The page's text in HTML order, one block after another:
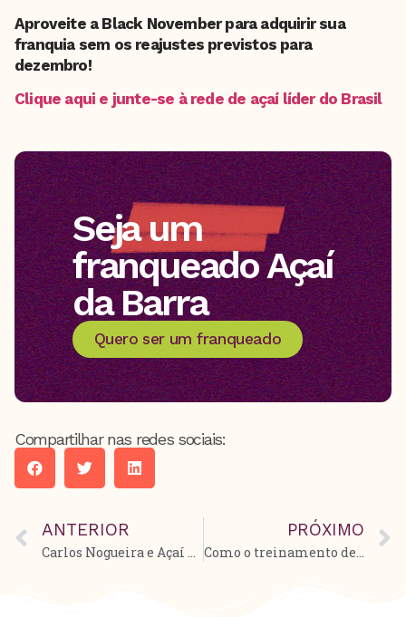
Aproveite a Black November para adquirir sua
franquia sem os reajustes previstos para
dezembro!
Clique aqui e junte-se à rede de açaí líder do Brasil
Seja um
franqueado Açaí
da Barra
Quero ser um franqueado
Compartilhar nas redes sociais:
ANTERIOR
Carlos Nogueira e Açaí da Barra: como empreender em família com sucesso
PRÓXIMO
Como o treinamento de franqueados do Açaí da Barra potencializa o sucesso das nossas operações.